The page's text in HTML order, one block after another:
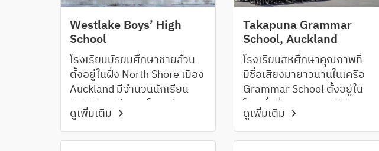
Rangitoto College มีผลสอบ
NCEA ผ่านมากกว่า 97.3%
และในทุกๆปีนักเรียนจาก
โรงเรียน Rangitoto College
จะได้รับทุนการศึกษามากกว่า
200 ทุนและได้เข้าศึกษาต่อใน
มหาวิทยาลัยที่มีชื่อเสียงทั่วโลก
Chinese), Music, Visual
Literacy, Drama, Global
Studies and STEAM หรือเลือก
เข้าร่วมในสถาบันดนตรีหรือ
สถาบันกีฬาได้อีกด้วย ทั้งนี้ทาง
โรงเรียนได้สนับสนุนให้นักเรียน
ใช้สื่อ Digital ในการเรียนการ
สอนโดยนักเรียน Year 7-10 จะ
ใช้ Chromebook และ
นักเรียนYear 11 ขึ้นไปจะต้องมี
Westlake Boys’ High
School
โรงเรียนมัธยมศึกษาชายล้วน
ตั้งอยู่ในฝั่ง North Shore เมือง
Auckland มีจำนวนนักเรียน
2,350 คน มีความโดดเด่นทาง
วิชาการด้านภาษาต่างประเทศ
มีวิชาเลือกภาษาถึง 5 วิชา
ดูเพิ่มเติม
Takapuna Grammar
School, Auckland
โรงเรียนสหศึกษาคุณภาพที่
มีชื่อเสียงมายาวนานในเครือ
Grammar School ตั้งอยู่ใน
โลเคชั่นที่งดงามของ Takapuna
Cliffs ในฝั่ง North Shore ซึ่งมี
ความปลอดภัยสูงและแวดล้อม
ดูเพิ่มเติม